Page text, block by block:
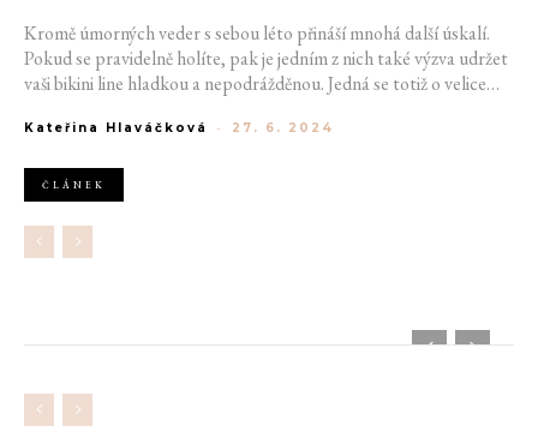
Kromě úmorných veder s sebou léto přináší mnohá další úskalí.
Pokud se pravidelně holíte, pak je jedním z nich také výzva udržet
vaši bikini line hladkou a nepodrážděnou. Jedná se totiž o velice
proto, jak si úmorný proces tentokrát zpříjemnit.
Kateřina Hlaváčková - 27. 6. 2024
ČLÁNEK